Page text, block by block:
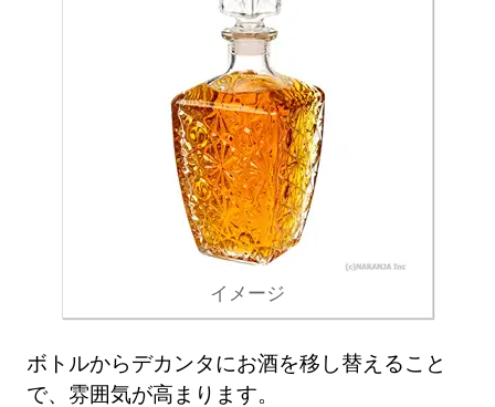
イメージ
ボトルからデカンタにお酒を移し替えること
で、雰囲気が高まります。